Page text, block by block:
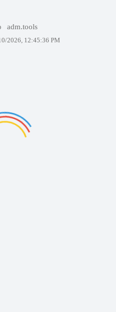
adm.tools
2026, 12:45:36 PM